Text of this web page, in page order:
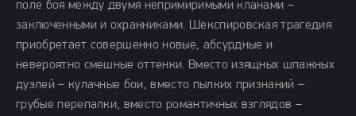
поле боя между двумя непримиримыми кланами –
заключенными и охранниками. Шекспировская трагедия
приобретает совершенно новые, абсурдные и
невероятно смешные оттенки. Вместо изящных шпажных
дуэлей – кулачные бои, вместо пылких признаний –
грубые перепалки, вместо романтичных взглядов –